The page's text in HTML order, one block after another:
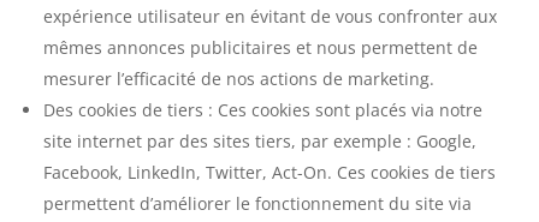
expérience utilisateur en évitant de vous confronter aux
mêmes annonces publicitaires et nous permettent de
mesurer l’efficacité de nos actions de marketing.
Des cookies de tiers : Ces cookies sont placés via notre
site internet par des sites tiers, par exemple : Google,
Facebook, LinkedIn, Twitter, Act-On. Ces cookies de tiers
permettent d’améliorer le fonctionnement du site via